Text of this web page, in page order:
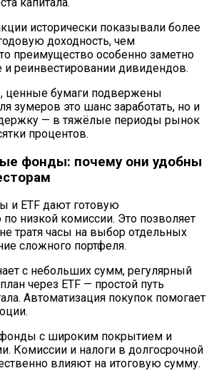
исторически показывали более
доходность, чем
преимущество особенно заметно
и реинвестировании дивидендов.
ценные бумаги подвержены
зумеров это шанс заработать, но и
— в тяжёлые периоды рынок
процентов.
фонды: почему они удобны
и ETF дают готовую
низкой комиссии. Это позволяет
тратя часы на выбор отдельных
сложного портфеля.
с небольших сумм, регулярный
через ETF — простой путь
Автоматизация покупок помогает
с широким покрытием и
Комиссии и налоги в долгосрочной
влияют на итоговую сумму.